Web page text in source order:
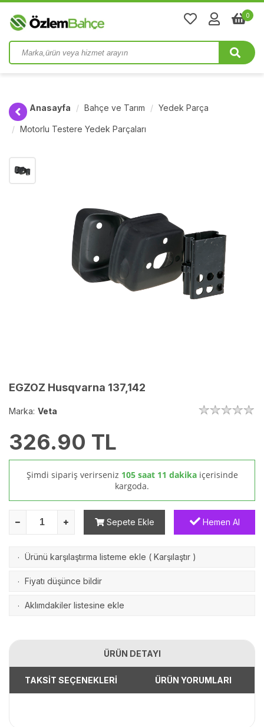
0
Anasayfa Bahçe ve Tarım Yedek Parça
Motorlu Testere Yedek Parçaları
EGZOZ Husqvarna 137,142
Marka: Veta
326.90 TL
Şimdi sipariş verirseniz 105 saat 11 dakika içerisinde
kargoda.
Sepete Ekle Hemen Al
· Ürünü karşılaştırma listeme ekle ( Karşılaştır )
· Fiyatı düşünce bildir
· Aklımdakiler listesine ekle
ÜRÜN DETAYI
TAKSİT SEÇENEKLERİ ÜRÜN YORUMLARI